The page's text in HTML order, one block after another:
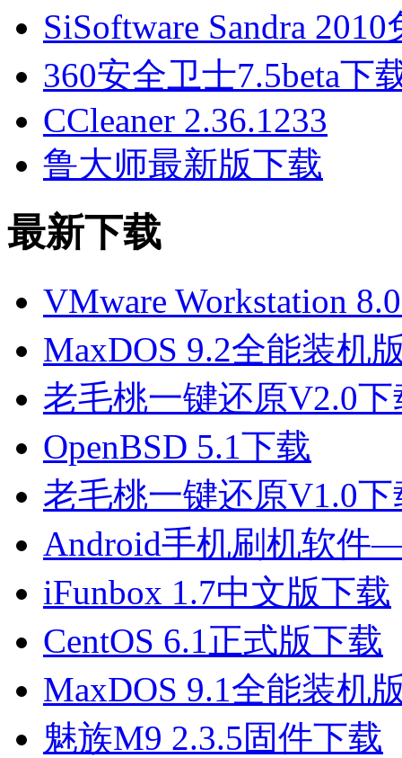
SiSoftware Sandra
360安全卫士7.5beta下
CCleaner 2.36.1233
鲁大师最新版下载
最新下载
VMware Workstation
MaxDOS 9.2全能装机
老毛桃一键还原V2.0下
OpenBSD 5.1下载
老毛桃一键还原V1.0下
Android手机刷机软
iFunbox 1.7中文版下载
CentOS 6.1正式版下载
MaxDOS 9.1全能装机
魅族M9 2.3.5固件下载